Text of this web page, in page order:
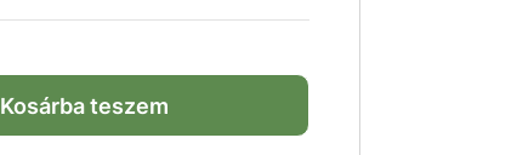
Kosárba teszem